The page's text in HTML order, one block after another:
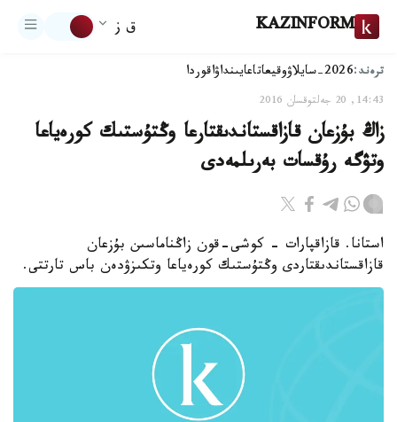
KAZINFORM ق ز
ترەند:2026-سايلاۋ وقيعاتاعايىنداۋاقوردا
14:43, 20 جەلتوقسان 2016
زاڭ بۇزعان قازاقستاندىقتارعا وڭتۇستىك كورەياعا
وتۋگە رۇقسات بەرىلمەدى
استانا. قازاقپارات - كوشى-قون زاڭناماسىن بۇزعان
قازاقستاندىقتاردى وڭتۇستىك كورەياعا وتكىزۋدەن باس تارتتى.